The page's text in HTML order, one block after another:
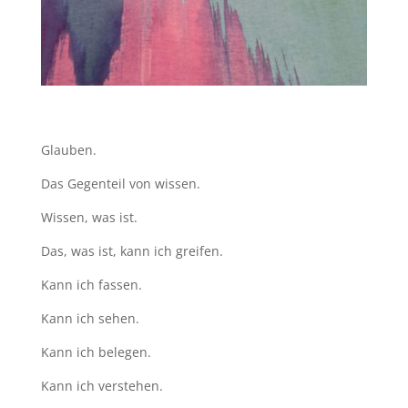
Glauben.
Das Gegenteil von wissen.
Wissen, was ist.
Das, was ist, kann ich greifen.
Kann ich fassen.
Kann ich sehen.
Kann ich belegen.
Kann ich verstehen.